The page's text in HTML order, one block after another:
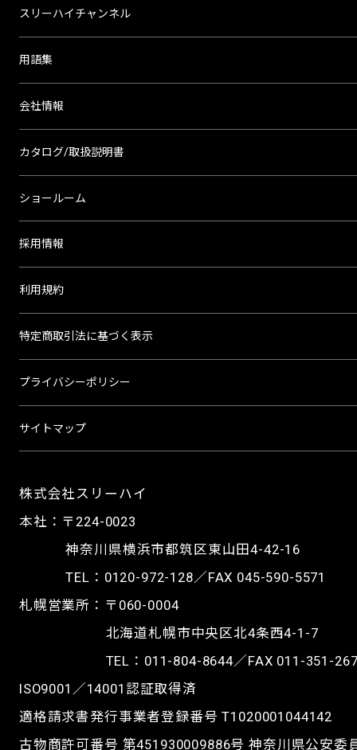
株式会社スリーハイ
本社：〒224-0023
神奈川県横浜市都筑区東山田4-42-16
TEL： 0120-972-128／FAX 045-590-5571
札幌営業所：〒060-0004
北海道札幌市中央区北4条西4-1-7
TEL： 011-804-8644／FAX 011-351-
ISO9001／14001認証取得済
適格請求書発行事業者登録番号 T1020001044142
古物商許可番号 第451930009886号 神奈川県公安委
スリーハイチャンネル
用語集
会社情報
カタログ/取扱説明書
ショールーム
採用情報
利用規約
特定商取引法に基づく表示
プライバシーポリシー
サイトマップ